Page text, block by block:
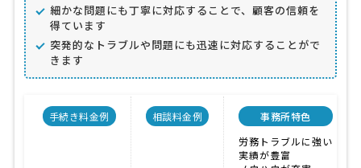
細かな問題にも丁寧に対応することで、顧客の信頼を
得ています
突発的なトラブルや問題にも迅速に対応することがで
きます
手続き料金例 相談料金例
事務所特色
労務トラブルに強い
実績が豊富